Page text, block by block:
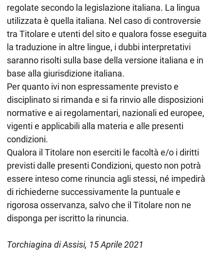
regolate secondo la legislazione italiana. La lingua
utilizzata è quella italiana. Nel caso di controversie
tra Titolare e utenti del sito e qualora fosse eseguita
la traduzione in altre lingue, i dubbi interpretativi
saranno risolti sulla base della versione italiana e in
base alla giurisdizione italiana.
Per quanto ivi non espressamente previsto e
disciplinato si rimanda e si fa rinvio alle disposizioni
normative e ai regolamentari, nazionali ed europee,
vigenti e applicabili alla materia e alle presenti
condizioni.
Qualora il Titolare non eserciti le facoltà e/o i diritti
previsti dalle presenti Condizioni, questo non potrà
essere inteso come rinuncia agli stessi, né impedirà
di richiederne successivamente la puntuale e
rigorosa osservanza, salvo che il Titolare non ne
disponga per iscritto la rinuncia.
Torchiagina di Assisi, 15 Aprile 2021